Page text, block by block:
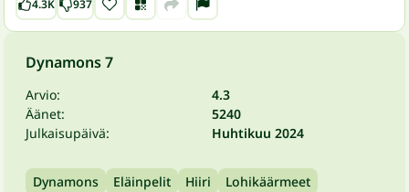
4.3K 937
Dynamons 7
Arvio:
4.3
Äänet:
5240
Julkaisupäivä:
Huhtikuu 2024
Dynamons Eläinpelit Hiiri
Lohikäärmeet